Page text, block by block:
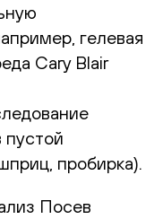
гелевая
Cary Blair
пустой
пробирка).
Посев